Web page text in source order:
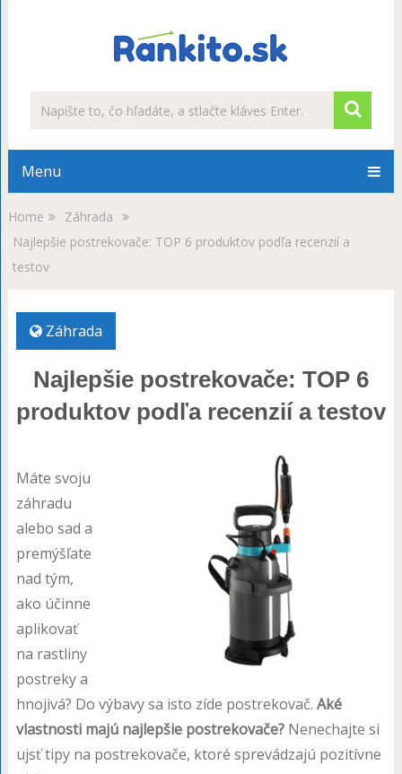
Menu
Home
Záhrada
Najlepšie postrekovače: TOP 6 produktov podľa recenzií a
testov
Záhrada
Najlepšie postrekovače: TOP 6
produktov podľa recenzií a testov
Máte svoju
záhradu
alebo sad a
premýšľate
nad tým,
ako účinne
aplikovať
na rastliny
postreky a
hnojivá? Do výbavy sa isto zíde postrekovač. Aké
vlastnosti majú najlepšie postrekovače?Nenechajte si
ujsť tipy na postrekovače, ktoré sprevádzajú pozitívne